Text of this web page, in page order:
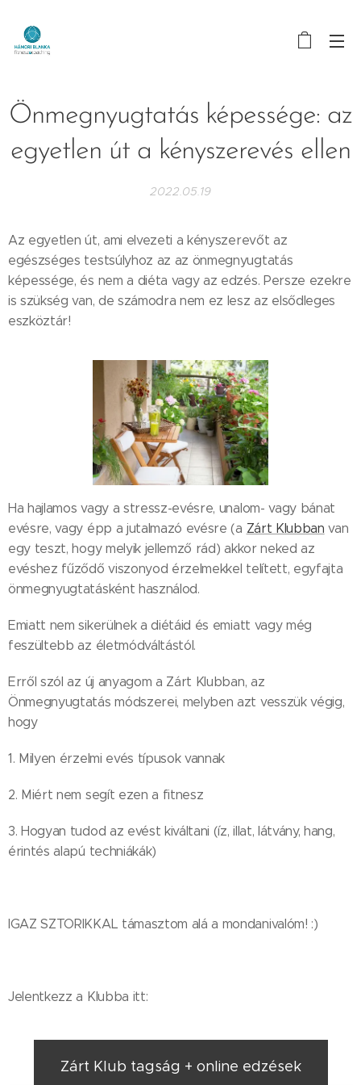
Önmegnyugtatás képessége: az
egyetlen út a kényszerevés ellen
2022.05.19
Az egyetlen út, ami elvezeti a kényszerevőt az
egészséges testsúlyhoz az az önmegnyugtatás
képessége, és nem a diéta vagy az edzés. Persze ezekre
is szükség van, de számodra nem ez lesz az elsődleges
eszköztár!
Ha hajlamos vagy a stressz-evésre, unalom- vagy bánat
evésre, vagy épp a jutalmazó evésre (a Zárt Klubban van
egy teszt, hogy melyik jellemző rád) akkor neked az
evéshez fűződő viszonyod érzelmekkel telített, egyfajta
önmegnyugtatásként használod.
Emiatt nem sikerülnek a diétáid és emiatt vagy még
feszültebb az életmódváltástól.
Erről szól az új anyagom a Zárt Klubban, az
Önmegnyugtatás módszerei, melyben azt vesszük végig,
hogy
1. Milyen érzelmi evés típusok vannak
2. Miért nem segít ezen a fitnesz
3. Hogyan tudod az evést kiváltani (íz, illat, látvány, hang,
érintés alapú techniákák)
IGAZ SZTORIKKAL támasztom alá a mondanivalóm! :)
Jelentkezz a Klubba itt:
Zárt Klub tagság + online edzések